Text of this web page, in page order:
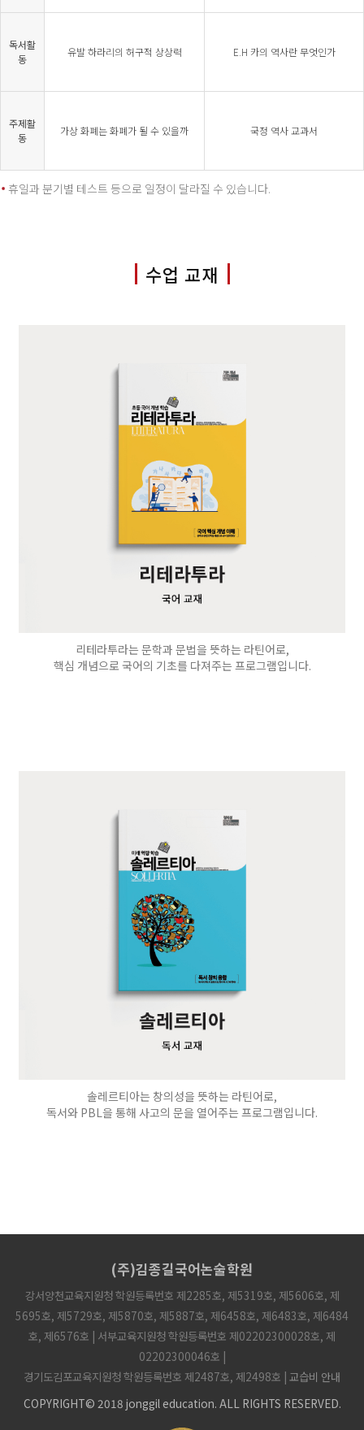
독서활
동
유발 하라리의 허구적 상상력 E.H 카의 역사란 무엇인가
주제활
동
가상 화폐는 화폐가 될 수 있을까 국정 역사 교과서
휴일과 분기별 테스트 등으로 일정이 달라질 수 있습니다.
수업 교재
리테라투라는 문학과 문법을 뜻하는 라틴어로,
핵심 개념으로 국어의 기초를 다져주는 프로그램입니다.
솔레르티아는 창의성을 뜻하는 라틴어로,
독서와 PBL을 통해 사고의 문을 열어주는 프로그램입니다.
(주)김종길국어논술학원
강서양천교육지원청 학원등록번호 제2285호, 제5319호, 제5606호, 제
5695호, 제5729호, 제5870호, 제5887호, 제6458호, 제6483호, 제6484
호, 제6576호 | 서부교육지원청 학원등록번호 제02202300028호, 제
02202300046호 |
경기도김포교육지원청 학원등록번호 제2487호, 제2498호 | 교습비 안내
COPYRIGHT© 2018 jonggil education. ALL RIGHTS RESERVED.